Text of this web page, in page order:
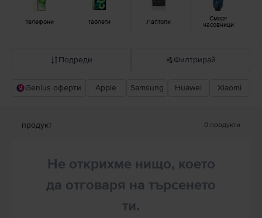
Телефони Таблети Лаптопи
Смарт
часовници
Подреди
Прероръчани от Flip
Филтрирай
Genius оферти Apple Samsung Huawei Xiaomi
продукт 0 продукти
Не открихме нищо, което
да отговаря на търсенето
ти.